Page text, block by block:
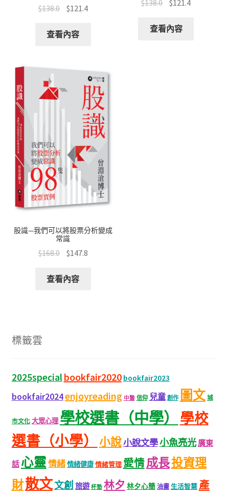
$138.0 $121.4
查看內容
$138.0 $121.4
查看內容
股識—我們可以將股票分析變成
常識
$168.0 $147.8
查看內容
標籤雲
2025specialbookfair2020 bookfair2023
bookfair2024enjoyreading 中醫 信仰 兒童 創作 圖文 城
市文化 大眾心理 學校選書（中學）
學校
選書（小學）
小說小說文學小魚亮光廣東
話 心靈情緒情緒健康情緒管理 愛情成長投資理
財散文文創 旅遊 杯墊 林夕 林夕心簡 油畫 生活智慧產